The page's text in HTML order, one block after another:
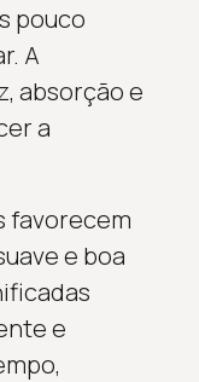
pouco
A
absorção e
a
favorecem
e boa
e